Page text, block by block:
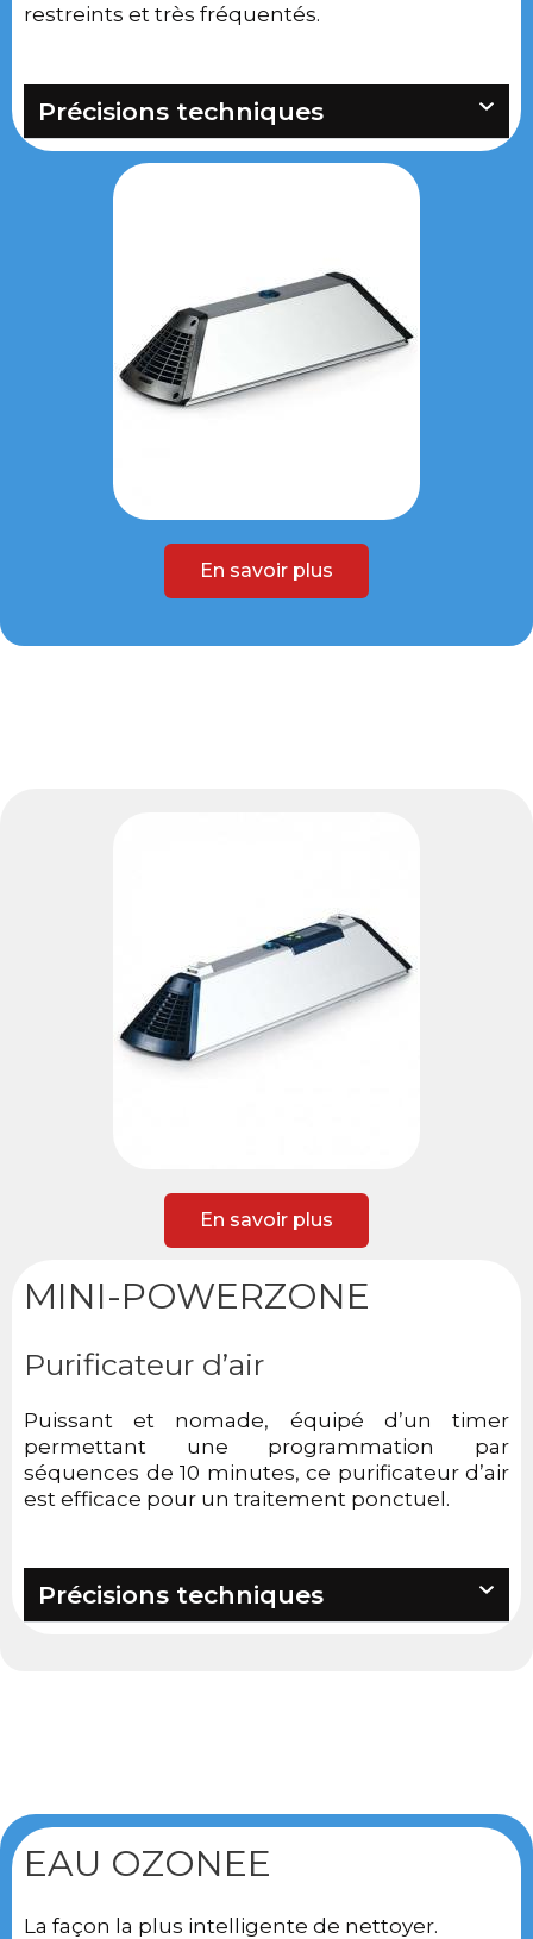
restreints et très fréquentés.
Précisions techniques
En savoir plus
En savoir plus
MINI-POWERZONE
Purificateur d’air
Puissant et nomade, équipé d’un timer
permettant une programmation par
séquences de 10 minutes, ce purificateur d’air
est efficace pour un traitement ponctuel.
Précisions techniques
EAU OZONEE
La façon la plus intelligente de nettoyer.